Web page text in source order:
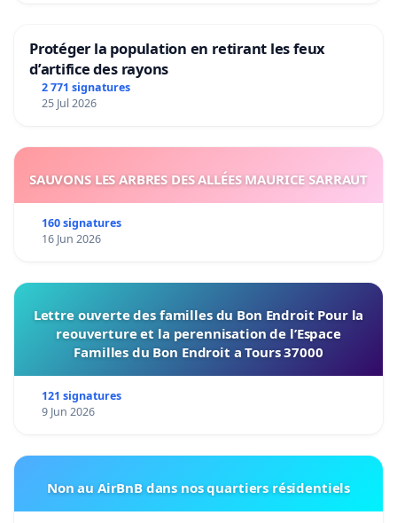
Protéger la population en retirant les feux
d’artifice des rayons
2 771 signatures
25 Jul 2026
SAUVONS LES ARBRES DES ALLÉES MAURICE SARRAUT
160 signatures
16 Jun 2026
Lettre ouverte des familles du Bon Endroit Pour la
reouverture et la perennisation de l’Espace
Familles du Bon Endroit a Tours 37000
121 signatures
9 Jun 2026
Non au AirBnB dans nos quartiers résidentiels